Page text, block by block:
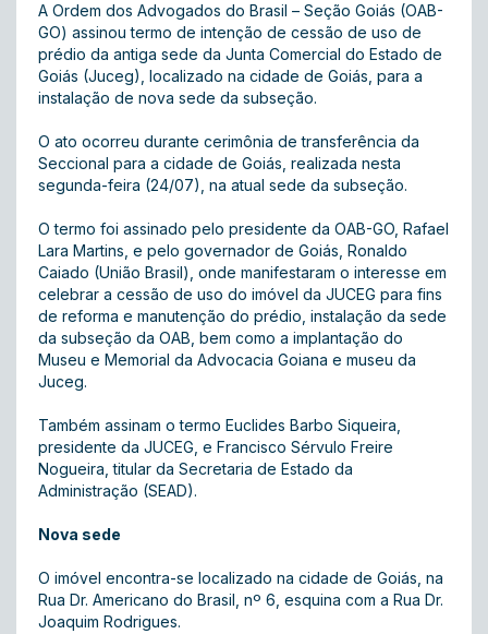
A Ordem dos Advogados do Brasil – Seção Goiás (OAB-
GO) assinou termo de intenção de cessão de uso de
prédio da antiga sede da Junta Comercial do Estado de
Goiás (Juceg), localizado na cidade de Goiás, para a
instalação de nova sede da subseção.
O ato ocorreu durante cerimônia de transferência da
Seccional para a cidade de Goiás, realizada nesta
segunda-feira (24/07), na atual sede da subseção.
O termo foi assinado pelo presidente da OAB-GO, Rafael
Lara Martins, e pelo governador de Goiás, Ronaldo
Caiado (União Brasil), onde manifestaram o interesse em
celebrar a cessão de uso do imóvel da JUCEG para fins
de reforma e manutenção do prédio, instalação da sede
da subseção da OAB, bem como a implantação do
Museu e Memorial da Advocacia Goiana e museu da
Juceg.
Também assinam o termo Euclides Barbo Siqueira,
presidente da JUCEG, e Francisco Sérvulo Freire
Nogueira, titular da Secretaria de Estado da
Administração (SEAD).
Nova sede
O imóvel encontra-se localizado na cidade de Goiás, na
Rua Dr. Americano do Brasil, nº 6, esquina com a Rua Dr.
Joaquim Rodrigues.